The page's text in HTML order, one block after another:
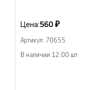
Цена:560 ₽
Артикул: 70655
В наличии 12.00 шт